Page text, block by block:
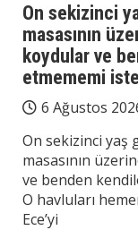
On sekizinci
masasının
koydular ve
etmememi
6 Ağustos
On sekizinci yaş
masasının
ve benden
O havluları
Ece’yi